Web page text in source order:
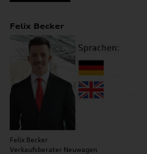
Felix Becker
Felix Becker
Verkaufsberater Neuwagen